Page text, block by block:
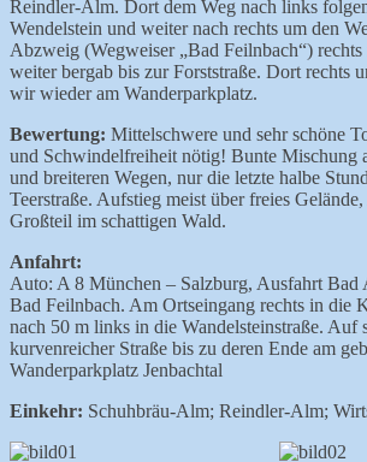
Reindler-Alm. Dort dem Weg nach links
Wendelstein und weiter nach rechts um den
Abzweig (Wegweiser „Bad Feilnbach“)
weiter bergab bis zur Forststraße. Dort rechts
wir wieder am Wanderparkplatz.
Bewertung: Mittelschwere und sehr schöne
und Schwindelfreiheit nötig! Bunte Mischung
und breiteren Wegen, nur die letzte halbe
Teerstraße. Aufstieg meist über freies
Großteil im schattigen Wald.
Anfahrt:
Auto: A 8 München – Salzburg, Ausfahrt Bad
Bad Feilnbach. Am Ortseingang rechts in die
nach 50 m links in die Wandelsteinstraße. Auf
kurvenreicher Straße bis zu deren Ende am
Wanderparkplatz Jenbachtal
Einkehr: Schuhbräu-Alm; Reindler-Alm;